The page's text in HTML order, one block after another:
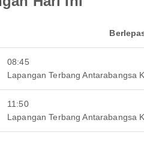
08:45
Lapangan Terbang Antarabangsa
11:50
Lapangan Terbang Antarabangsa